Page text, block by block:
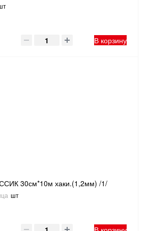
В корзину
30см*10м хаки.(1,2мм) /1/
шт